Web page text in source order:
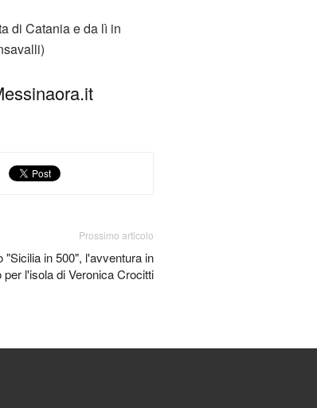
di Catania e da lì in
Prossimo articolo
"Sicilia in 500", l'avventura in
per l'isola di Veronica Crocitti